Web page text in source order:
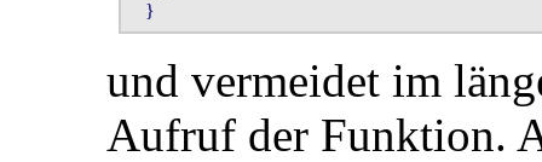
   }
und vermeidet im
Aufruf der Funktion.